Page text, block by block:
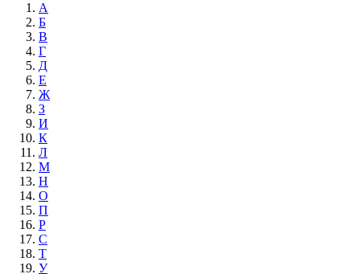
А
Б
В
Г
Д
Е
Ж
З
И
К
Л
М
Н
О
П
Р
С
Т
У